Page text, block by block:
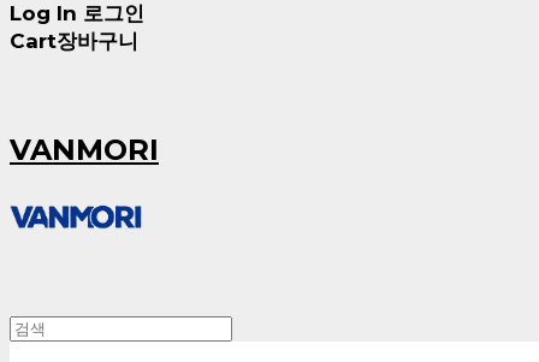
Log In 로그인
Cart장바구니
VANMORI